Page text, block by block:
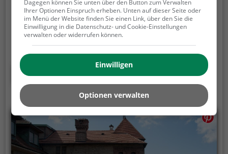
Das Olympische Museum (franz. Musée olympique)
in der «olympischen Hauptstadt» Lausanne wurde
am 23. Juni 1993 auf Initiative von Juan Antonio
Samaranch eröffnet. Das Olympische Museum
befindet sich im Stadtteil Ouchy am Ufer des
Genfersees in einem modernen Gebäude neben
einer Villa, die seit Jahrzehnten im Eigentum des
Internationalen Olympischen Komitees (IOC) ist.
Mehr erfahren
Dagegen können Sie unten über den Button zum Verwalten
Ihrer Optionen Einspruch erheben. Unten auf dieser Seite oder
im Menü der Website finden Sie einen Link, über den Sie die
Einwilligung in die Datenschutz- und Cookie-Einstellungen
verwalten oder widerrufen können.
Einwilligen
Optionen verwalten